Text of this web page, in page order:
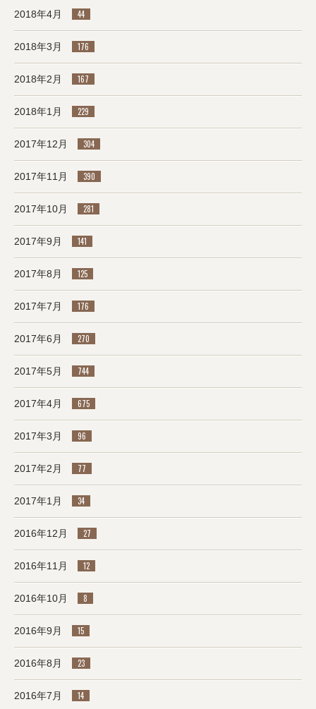
2018年4月 44
2018年3月 176
2018年2月 167
2018年1月 229
2017年12月 304
2017年11月 390
2017年10月 281
2017年9月 141
2017年8月 125
2017年7月 176
2017年6月 270
2017年5月 744
2017年4月 675
2017年3月 96
2017年2月 77
2017年1月 34
2016年12月 27
2016年11月 12
2016年10月 8
2016年9月 15
2016年8月 23
2016年7月 14